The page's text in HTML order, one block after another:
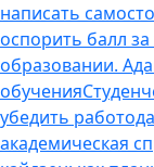
написать
оспорить балл за
образовании.
обучения
убедить
академическая